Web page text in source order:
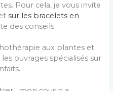
Pour cela, je vous invite
sur les bracelets en
des conseils
aux plantes et
ouvrages spécialisés sur